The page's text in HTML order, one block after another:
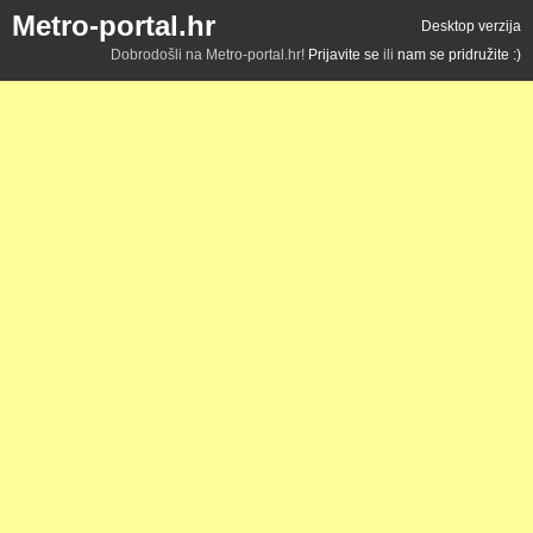
Metro-portal.hr
Desktop verzija
Dobrodošli na Metro-portal.hr! Prijavite se ili nam se pridružite :)